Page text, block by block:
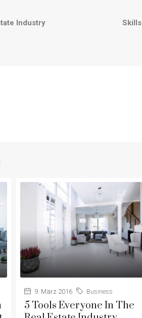
Industry
9. März 2016 Business
5 Tools Everyone In The